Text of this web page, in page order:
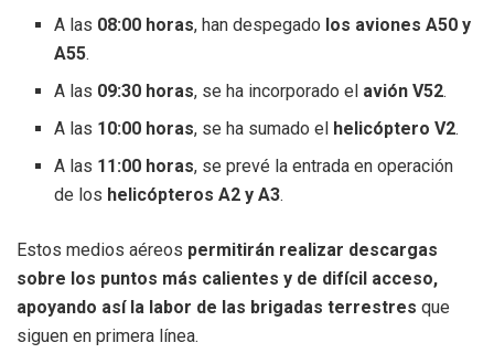
A las 08:00 horas, han despegado los aviones A50 y
A55.
A las 09:30 horas, se ha incorporado el avión V52.
A las 10:00 horas, se ha sumado el helicóptero V2.
A las 11:00 horas, se prevé la entrada en operación
de los helicópteros A2 y A3.
Estos medios aéreos permitirán realizar descargas
sobre los puntos más calientes y de difícil acceso,
apoyando así la labor de las brigadas terrestres que
siguen en primera línea.